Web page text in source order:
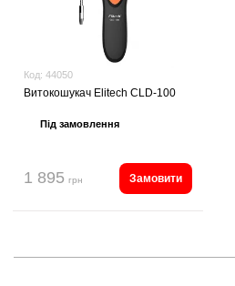
Код: 44050
Витокошукач Elitech CLD-100
Під замовлення
1 895 грн Замовити